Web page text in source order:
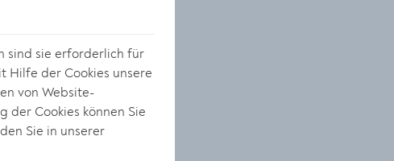
sind sie erforderlich für
Hilfe der Cookies unsere
von Website-
der Cookies können Sie
Sie in unserer